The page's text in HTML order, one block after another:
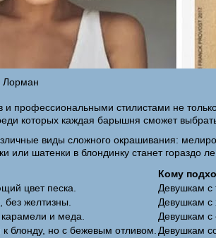
Лорман
профессиональными стилистами не
которых каждая барышня сможет
виды сложного окрашивания:
шатенки в блондинку станет гораздо
Кому
цвет песка.
Девушкам с
без желтизны.
Девушкам с
и меда.
Девушкам с
блонду, но с бежевым отливом. Девушкам